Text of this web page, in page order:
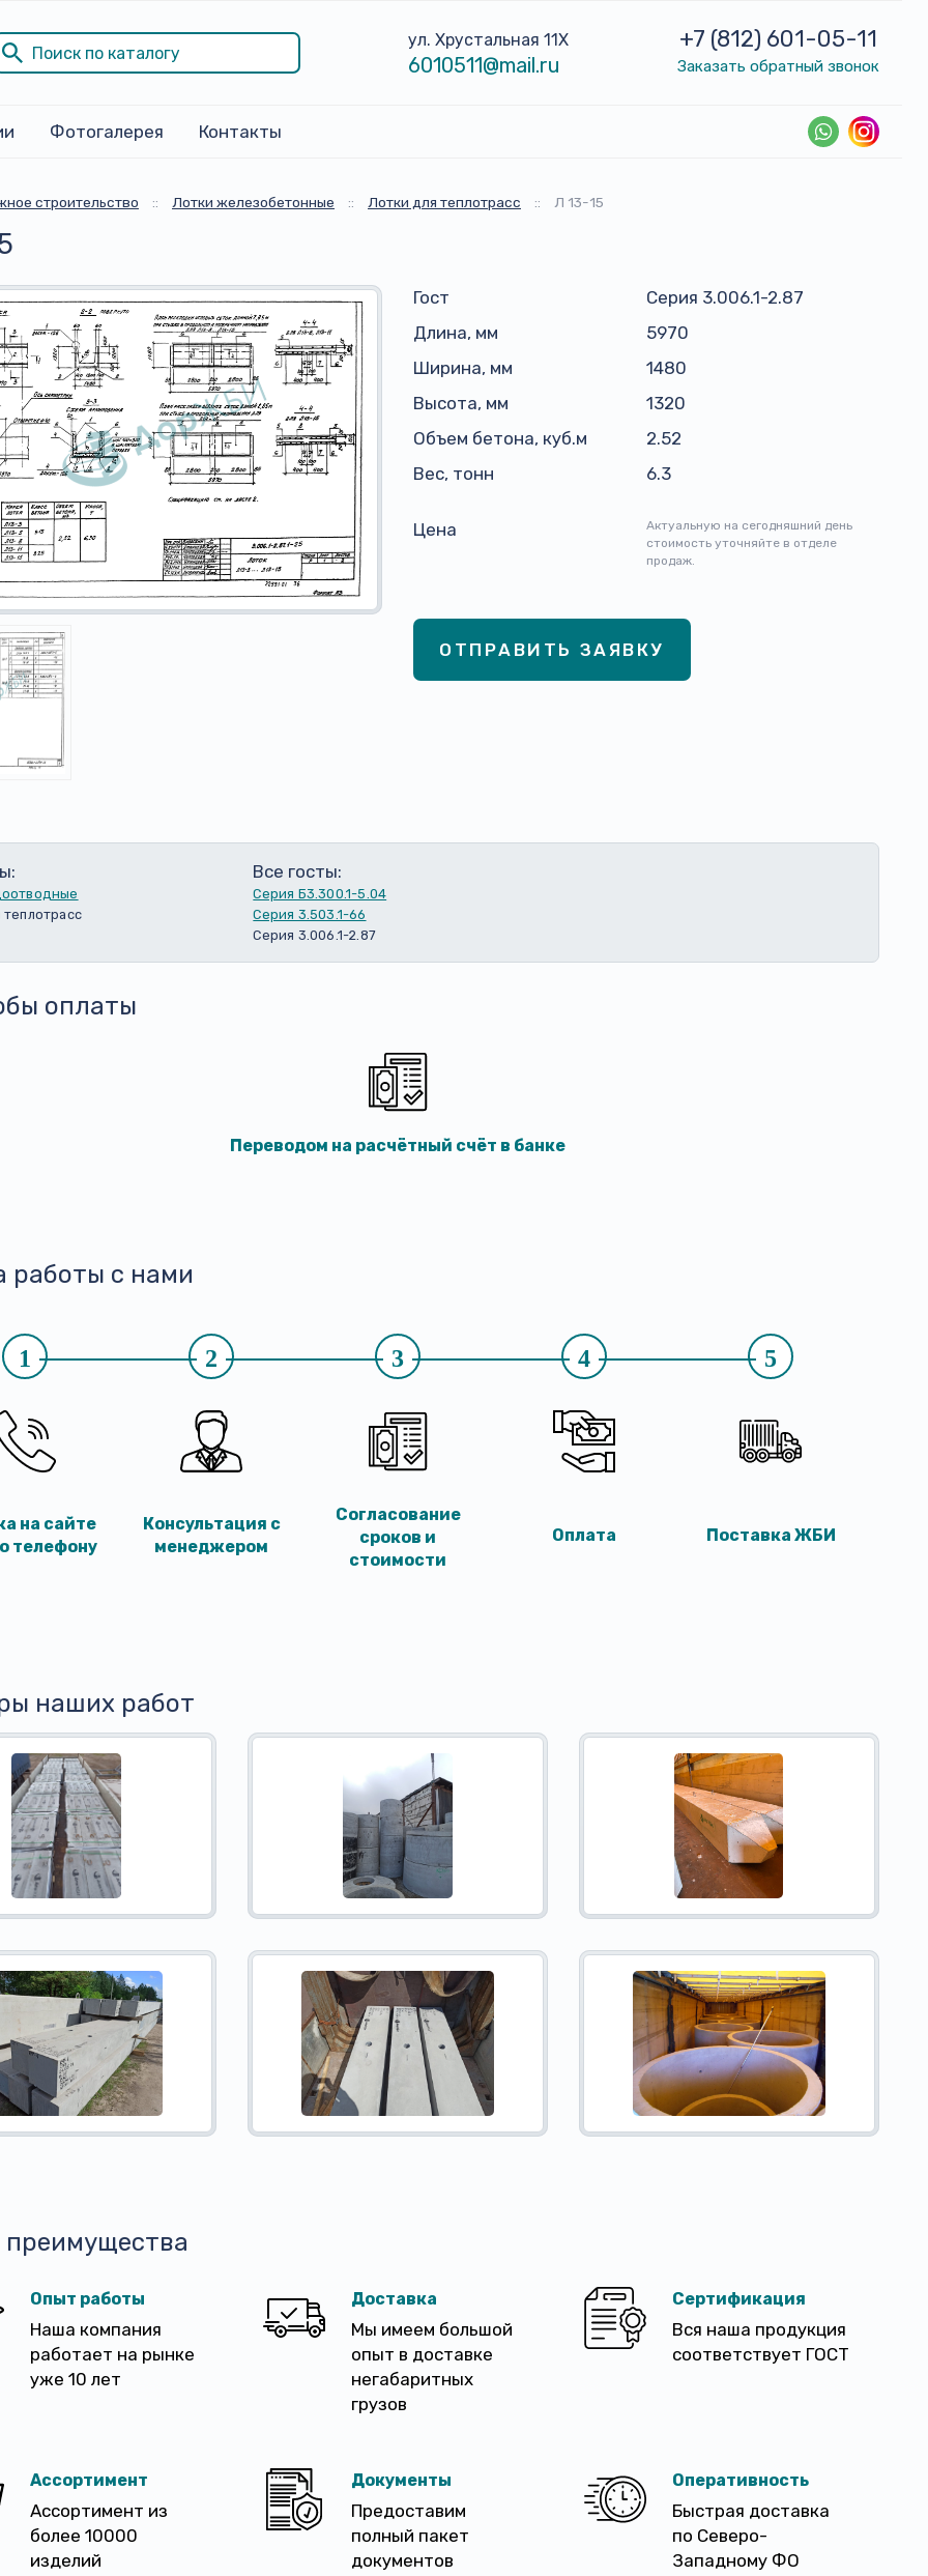
ул. Хрустальная 11Х
6010511@mail.ru
+7 (812) 601-05-11
Заказать обратный звонок
Фотогалерея Контакты
строительство :: Лотки железобетонные :: Лотки для теплотрасс :: Л 13-15
Гост
Серия 3.006.1-2.87
Длина, мм
5970
Ширина, мм
1480
Высота, мм
1320
Объем бетона, куб.м
2.52
Вес, тонн
6.3
Цена
Актуальную на сегодняшний день
стоимость уточняйте в отделе
продаж.
ОТПРАВИТЬ ЗАЯВКУ
Все госты:
Серия Б3.300.1-5.04
Серия 3.503.1-66
Серия 3.006.1-2.87
оплаты
Переводом на расчётный счёт в банке
работы с нами
1
на сайте
телефону
2
Консультация с
менеджером
3
Согласование
сроков и
стоимости
4
Оплата
5
Поставка ЖБИ
наших работ
Опыт работы
Наша компания
работает на рынке
уже 10 лет
Доставка
Мы имеем большой
опыт в доставке
негабаритных
грузов
Сертификация
Вся наша продукция
соответствует ГОСТ
Ассортимент
Ассортимент из
более 10000
изделий
Документы
Предоставим
полный пакет
документов
Оперативность
Быстрая доставка
по Северо-
Западному ФО